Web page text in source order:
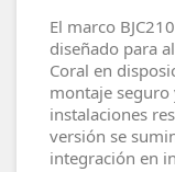
El marco
diseñado para
Coral en
montaje seguro
instalaciones
versión se
integración en